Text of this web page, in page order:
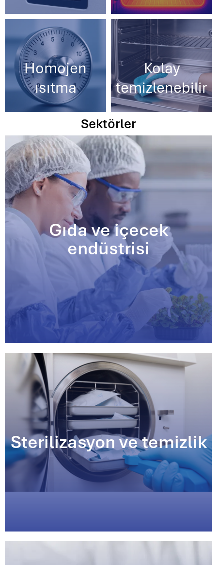
Homojen
ısıtma
Kolay
temizlenebilir
Sektörler
Gıda ve içecek
endüstrisi
Sterilizasyon ve temizlik